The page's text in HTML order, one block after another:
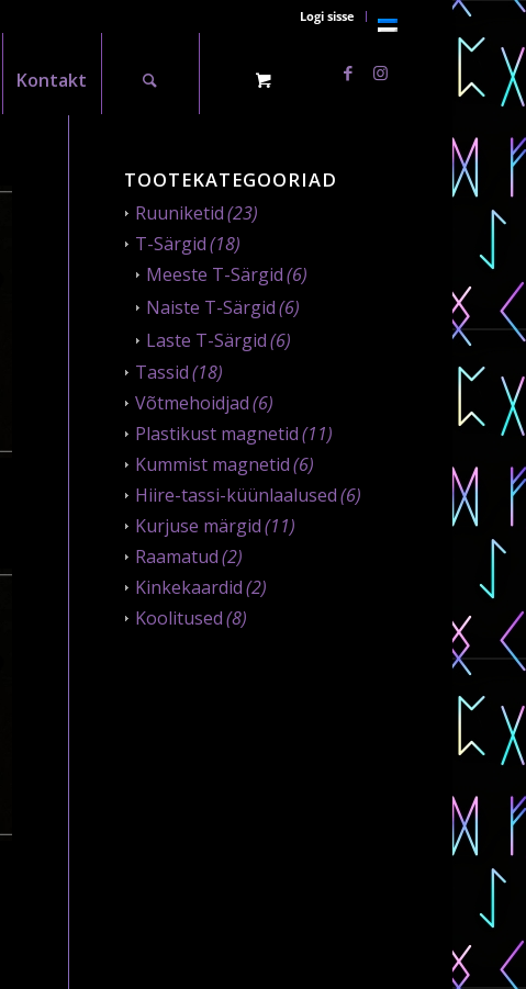
Logi sisse
Kontakt
TOOTEKATEGOORIAD
Ruuniketid(23)
T-Särgid(18)
Meeste T-Särgid(6)
Naiste T-Särgid(6)
Laste T-Särgid(6)
Tassid(18)
Võtmehoidjad(6)
Plastikust magnetid(11)
Kummist magnetid(6)
Hiire-tassi-küünlaalused(6)
Kurjuse märgid(11)
Raamatud(2)
Kinkekaardid(2)
Koolitused(8)